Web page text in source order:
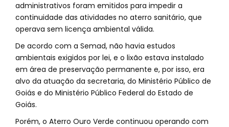
administrativos foram emitidos para impedir a
continuidade das atividades no aterro sanitário, que
operava sem licença ambiental válida.
De acordo com a Semad, não havia estudos
ambientais exigidos por lei, e o lixão estava instalado
em área de preservação permanente e, por isso, era
alvo da atuação da secretaria, do Ministério Público de
Goiás e do Ministério Público Federal do Estado de
Goiás.
Porém, o Aterro Ouro Verde continuou operando com